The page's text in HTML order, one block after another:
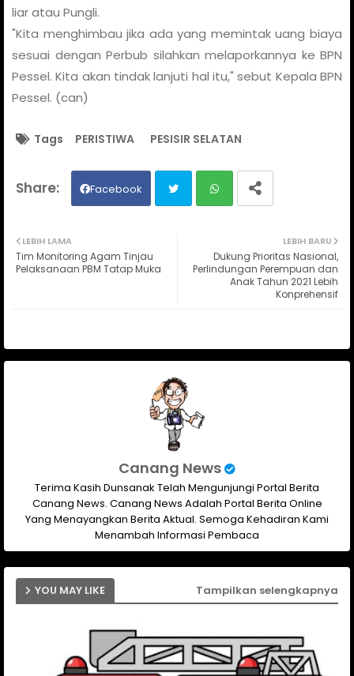
liar atau Pungli.
"Kita menghimbau jika ada yang memintak uang biaya
sesuai dengan Perbub silahkan melaporkannya ke BPN
Pessel. Kita akan tindak lanjuti hal itu," sebut Kepala BPN
Pessel. (can)
Tags PERISTIWA PESISIR SELATAN
Facebook
ats
LEBIH BARU
Dukung Prioritas Nasional,
Perlindungan Perempuan dan
Anak Tahun 2021 Lebih
Konprehensif
LEBIH LAMA
Tim Monitoring Agam Tinjau
Pelaksanaan PBM Tatap Muka
Canang News
Terima Kasih Dunsanak Telah Mengunjungi Portal Berita
Canang News. Canang News Adalah Portal Berita Online
Yang Menayangkan Berita Aktual. Semoga Kehadiran Kami
Menambah Informasi Pembaca
YOU MAY LIKE Tampilkan selengkapnya